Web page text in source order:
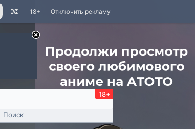
Отключить рекламу
18+
18+
Поиск